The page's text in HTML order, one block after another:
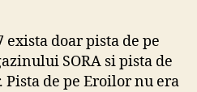
Napoca
exista doar pista de pe
SORA si pista de
de pe Eroilor nu era